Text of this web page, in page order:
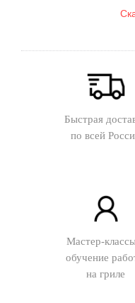
Быстрая
по всей
Мастер-
обучение
на гриле